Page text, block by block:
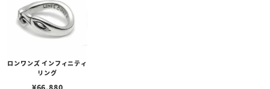
ロンワンズ インフィニティ
リング
¥66,880